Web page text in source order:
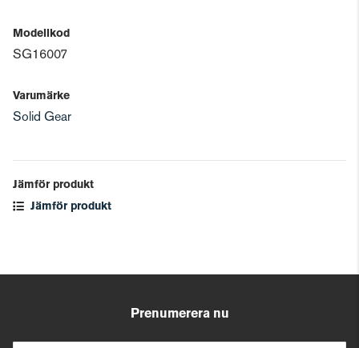
Modellkod
SG16007
Varumärke
Solid Gear
Jämför produkt
Jämför produkt
Prenumerera nu